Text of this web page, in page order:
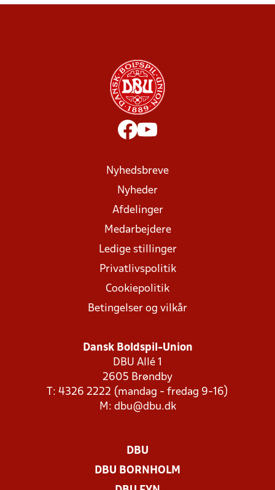
Nyhedsbreve
Nyheder
Afdelinger
Medarbejdere
Ledige stillinger
Privatlivspolitik
Cookiepolitik
Betingelser og vilkår
Dansk Boldspil-Union
DBU Allé 1
2605 Brøndby
T: 4326 2222 (mandag - fredag 9-16)
M: dbu@dbu.dk
DBU
DBU BORNHOLM